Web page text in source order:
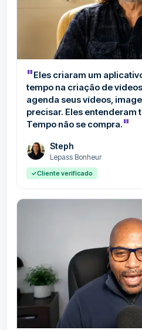
"Eles criaram um
tempo na criação de
agenda seus vídeos,
precisar. Eles entenderam
Tempo não se compra."
Steph
Lepass Bonheur
✓Cliente verificado